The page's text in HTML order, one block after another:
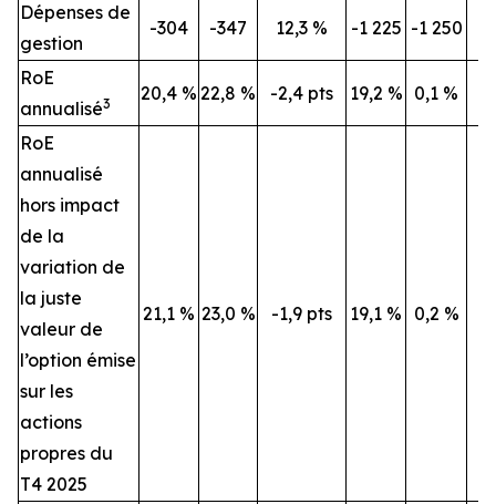
Dépenses de
gestion
-304 -347 12,3 % -1 225 -1 250
RoE
annualisé3 20,4 % 22,8 % -2,4 pts 19,2 % 0,1 %
RoE
annualisé
hors impact
de la
variation de
la juste
valeur de
l’option émise
sur les
actions
propres du
T4 2025
21,1 % 23,0 % -1,9 pts 19,1 % 0,2 %